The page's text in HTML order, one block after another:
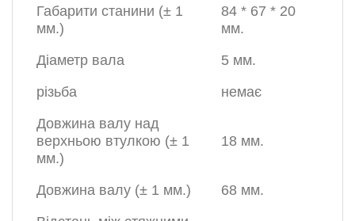
Габарити станини (± 1
мм.)
84 * 67 * 20
мм.
Діаметр вала
5 мм.
різьба
немає
Довжина валу над
верхньою втулкою (± 1
мм.)
18 мм.
Довжина валу (± 1 мм.)
68 мм.